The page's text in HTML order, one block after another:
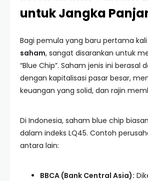
untuk Jangka
Bagi pemula yang baru pertama
saham, sangat disarankan untuk
“Blue Chip”. Saham jenis ini berasal
dengan kapitalisasi pasar besar,
keuangan yang solid, dan rajin
Di Indonesia, saham blue chip
dalam indeks LQ45. Contoh
antara lain:
BBCA (Bank Central Asia):